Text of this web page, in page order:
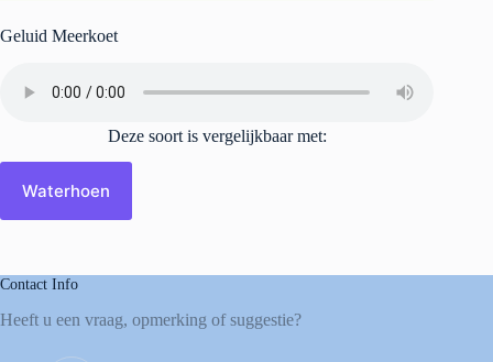
Geluid Meerkoet
Deze soort is vergelijkbaar met:
Waterhoen
Contact Info
Heeft u een vraag, opmerking of suggestie?